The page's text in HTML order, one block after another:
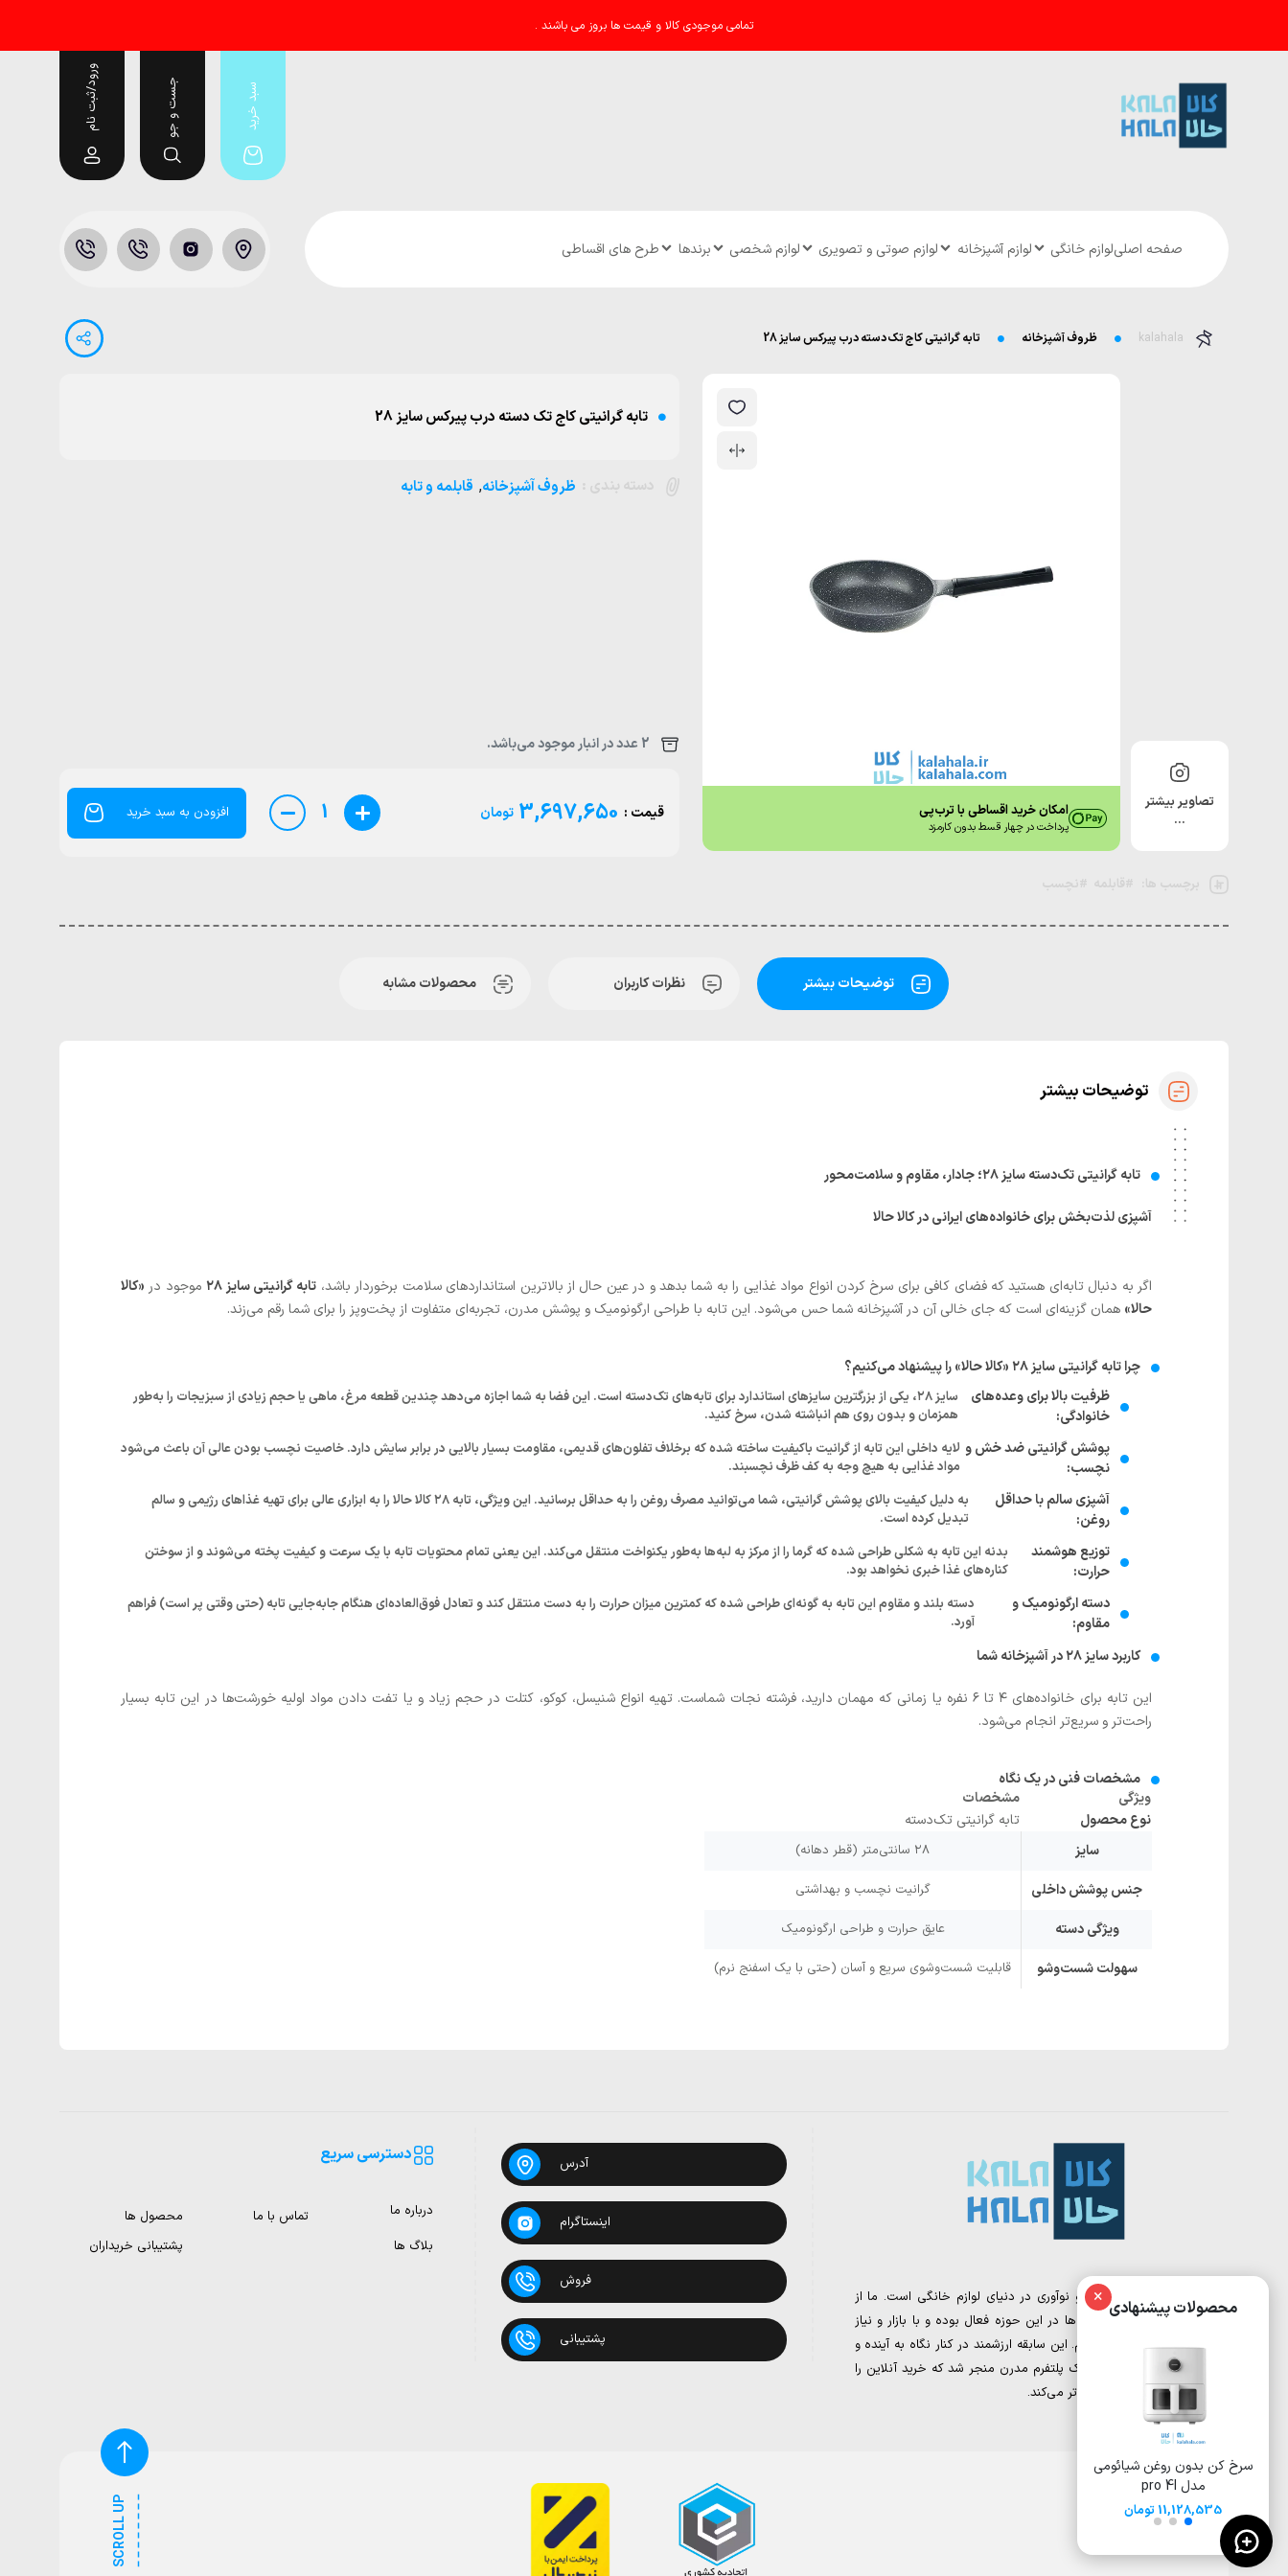
× محصولات پیشنهادی
سرخ کن بدون روغن 8 لیتری
شیائومی مدل Deerma
DEM-KZ150W
17,000,000 تومان
تمامی موجودی کالا و قیمت ها بروز می باشند .
سبد خرید جست و جو ورود/ثبت نام
صفحه اصلیلوازم خانگی لوازم آشپزخانه لوازم صوتی و تصویری لوازم شخصی برندها طرح های اقساطی
kalahala ظروف آشپزخانه تابه گرانیتی کاج تک دسته درب پیرکس سایز 28
تصاویر بیشتر
…
امکان خرید اقساطی با ترب‌پی
پرداخت در چهار قسط بدون کارمزد
تابه گرانیتی کاج تک دسته درب پیرکس سایز 28
ظروف آشپزخانه, قابلمه و تابه
2 عدد در انبار موجود می‌باشد.
قیمت : 3,697,650 تومان 1 افزودن به سبد خرید
توضیحات بیشتر نظرات کاربران محصولات مشابه
توضیحات بیشتر
تابه گرانیتی تک‌دسته سایز ۲۸؛ جادار، مقاوم و سلامت‌محور
آشپزی لذت‌بخش برای خانواده‌های ایرانی در کالا حالا
اگر به دنبال تابه‌ای هستید که فضای کافی برای سرخ کردن انواع مواد غذایی را به شما بدهد و در عین حال از بالاترین استانداردهای سلامت برخوردار باشد، تابه گرانیتی سایز ۲۸ موجود در «کالا
حالا» همان گزینه‌ای است که جای خالی آن در آشپزخانه شما حس می‌شود. این تابه با طراحی ارگونومیک و پوشش مدرن، تجربه‌ای متفاوت از پخت‌وپز را برای شما رقم می‌زند.
چرا تابه گرانیتی سایز ۲۸ «کالا حالا» را پیشنهاد می‌کنیم؟
ظرفیت بالا برای وعده‌های
خانوادگی:
سایز ۲۸، یکی از بزرگترین سایزهای استاندارد برای تابه‌های تک‌دسته است. این فضا به شما اجازه می‌دهد چندین قطعه مرغ، ماهی یا حجم زیادی از سبزیجات را به‌طور
همزمان و بدون روی هم انباشته شدن، سرخ کنید.
پوشش گرانیتی ضد خش و
نچسب:
لایه داخلی این تابه از گرانیت باکیفیت ساخته شده که برخلاف تفلون‌های قدیمی، مقاومت بسیار بالایی در برابر سایش دارد. خاصیت نچسب بودن عالی آن باعث می‌شود
مواد غذایی به هیچ وجه به کف ظرف نچسبند.
آشپزی سالم با حداقل
روغن:
به دلیل کیفیت بالای پوشش گرانیتی، شما می‌توانید مصرف روغن را به حداقل برسانید. این ویژگی، تابه ۲۸ کالا حالا را به ابزاری عالی برای تهیه غذاهای رژیمی و سالم
تبدیل کرده است.
توزیع هوشمند
حرارت:
بدنه این تابه به شکلی طراحی شده که گرما را از مرکز به لبه‌ها به‌طور یکنواخت منتقل می‌کند. این یعنی تمام محتویات تابه با یک سرعت و کیفیت پخته می‌شوند و از سوختن
کناره‌های غذا خبری نخواهد بود.
دسته ارگونومیک و
مقاوم:
دسته بلند و مقاوم این تابه به گونه‌ای طراحی شده که کمترین میزان حرارت را به دست منتقل کند و تعادل فوق‌العاده‌ای هنگام جابه‌جایی تابه (حتی وقتی پر است) فراهم
آورد.
کاربرد سایز ۲۸ در آشپزخانه شما
این تابه برای خانواده‌های ۴ تا ۶ نفره یا زمانی که مهمان دارید، فرشته نجات شماست. تهیه انواع شنیسل، کوکو، کتلت در حجم زیاد و یا تفت دادن مواد اولیه خورشت‌ها در این تابه بسیار
راحت‌تر و سریع‌تر انجام می‌شود.
مشخصات فنی در یک نگاه
ویژگی
مشخصات
نوع محصول
تابه گرانیتی تک‌دسته
سایز
۲۸ سانتی‌متر (قطر دهانه)
جنس پوشش داخلی گرانیت نچسب و بهداشتی
ویژگی دسته عایق حرارت و طراحی ارگونومیک
سهولت شست‌وشو قابلیت شست‌وشوی سریع و آسان (حتی با یک اسفنج نرم)
کالا حالا، نقطه تلاقی تجربه و نوآوری در دنیای لوازم خانگی است. ما از
تیمی تشکیل شده‌ایم که سال‌ها در این حوزه فعال بوده و با بازار و نیاز
مشتریان به‌خوبی آشنا هستیم. این سابقه ارزشمند در کنار نگاه به آینده و
دیجیتال مارکتینگ، به خلق یک پلتفرم مدرن منجر شد که خرید آنلاین را
برای شما ساده‌تر و هوشمندانه‌تر می‌کند.
آدرس
اینستاگرام
فروش
پشتیبانی
دسترسی سریع
درباره ما تماس با ما
محصول ها
بلاگ ها
پشتیبانی خریداران
SCROLL UP